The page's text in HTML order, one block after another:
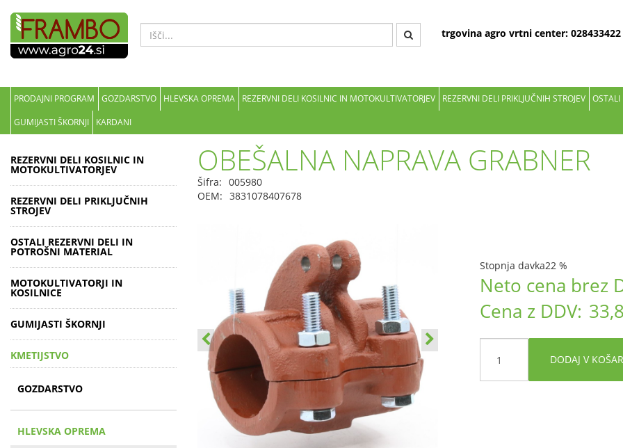
trgovina agro vrtni center: 028433422
PRODAJNI PROGRAM GOZDARSTVO HLEVSKA OPREMA REZERVNI DELI KOSILNIC IN MOTOKULTIVATORJEV REZERVNI DELI PRIKLJUČNIH STROJEV OSTALI
GUMIJASTI ŠKORNJI
KARDANI
REZERVNI DELI KOSILNIC IN
MOTOKULTIVATORJEV
REZERVNI DELI PRIKLJUČNIH
STROJEV
OSTALI REZERVNI DELI IN
POTROŠNI MATERIAL
MOTOKULTIVATORJI IN
KOSILNICE
GUMIJASTI ŠKORNJI
KMETIJSTVO
GOZDARSTVO
HLEVSKA OPREMA
OBEŠALNA NAPRAVA GRABNER
Šifra: 005980
OEM: 3831078407678
Stopnja davka22 %
Neto cena brez
Cena z DDV:
DODAJ V